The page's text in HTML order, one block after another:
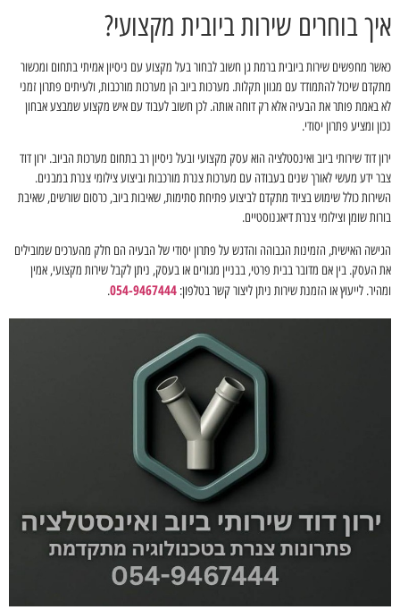
איך בוחרים שירות ביובית מקצועי?
כאשר מחפשים שירות ביובית ברמת גן חשוב לבחור בעל מקצוע עם ניסיון אמיתי בתחום ומכשור
מתקדם שיכול להתמודד עם מגוון תקלות. מערכות ביוב הן מערכות מורכבות, ולעיתים פתרון זמני
לא באמת פותר את הבעיה אלא רק דוחה אותה. לכן חשוב לעבוד עם איש מקצוע שמבצע אבחון
נכון ומציע פתרון יסודי.
ירון דוד שירותי ביוב ואינסטלציה הוא עסק מקצועי ובעל ניסיון רב בתחום מערכות הביוב. ירון דוד
צבר ידע מעשי לאורך שנים בעבודה עם מערכות צנרת מורכבות וביצוע צילומי צנרת במבנים.
השירות כולל שימוש בציוד מתקדם לביצוע פתיחת סתימות, שאיבות ביוב, כרסום שורשים, שאיבת
בורות שומן וצילומי צנרת דיאגנוסטיים.
הגישה האישית, הזמינות הגבוהה והדגש על פתרון יסודי של הבעיה הם חלק מהערכים שמובילים
את העסק. בין אם מדובר בבית פרטי, בבניין מגורים או בעסק, ניתן לקבל שירות מקצועי, אמין
ומהיר. לייעוץ או הזמנת שירות ניתן ליצור קשר בטלפון: 054-9467444
.